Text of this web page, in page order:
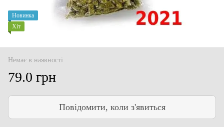
Новинка
Хіт
Немає в наявності
79.0 грн
Повідомити, коли з'явиться